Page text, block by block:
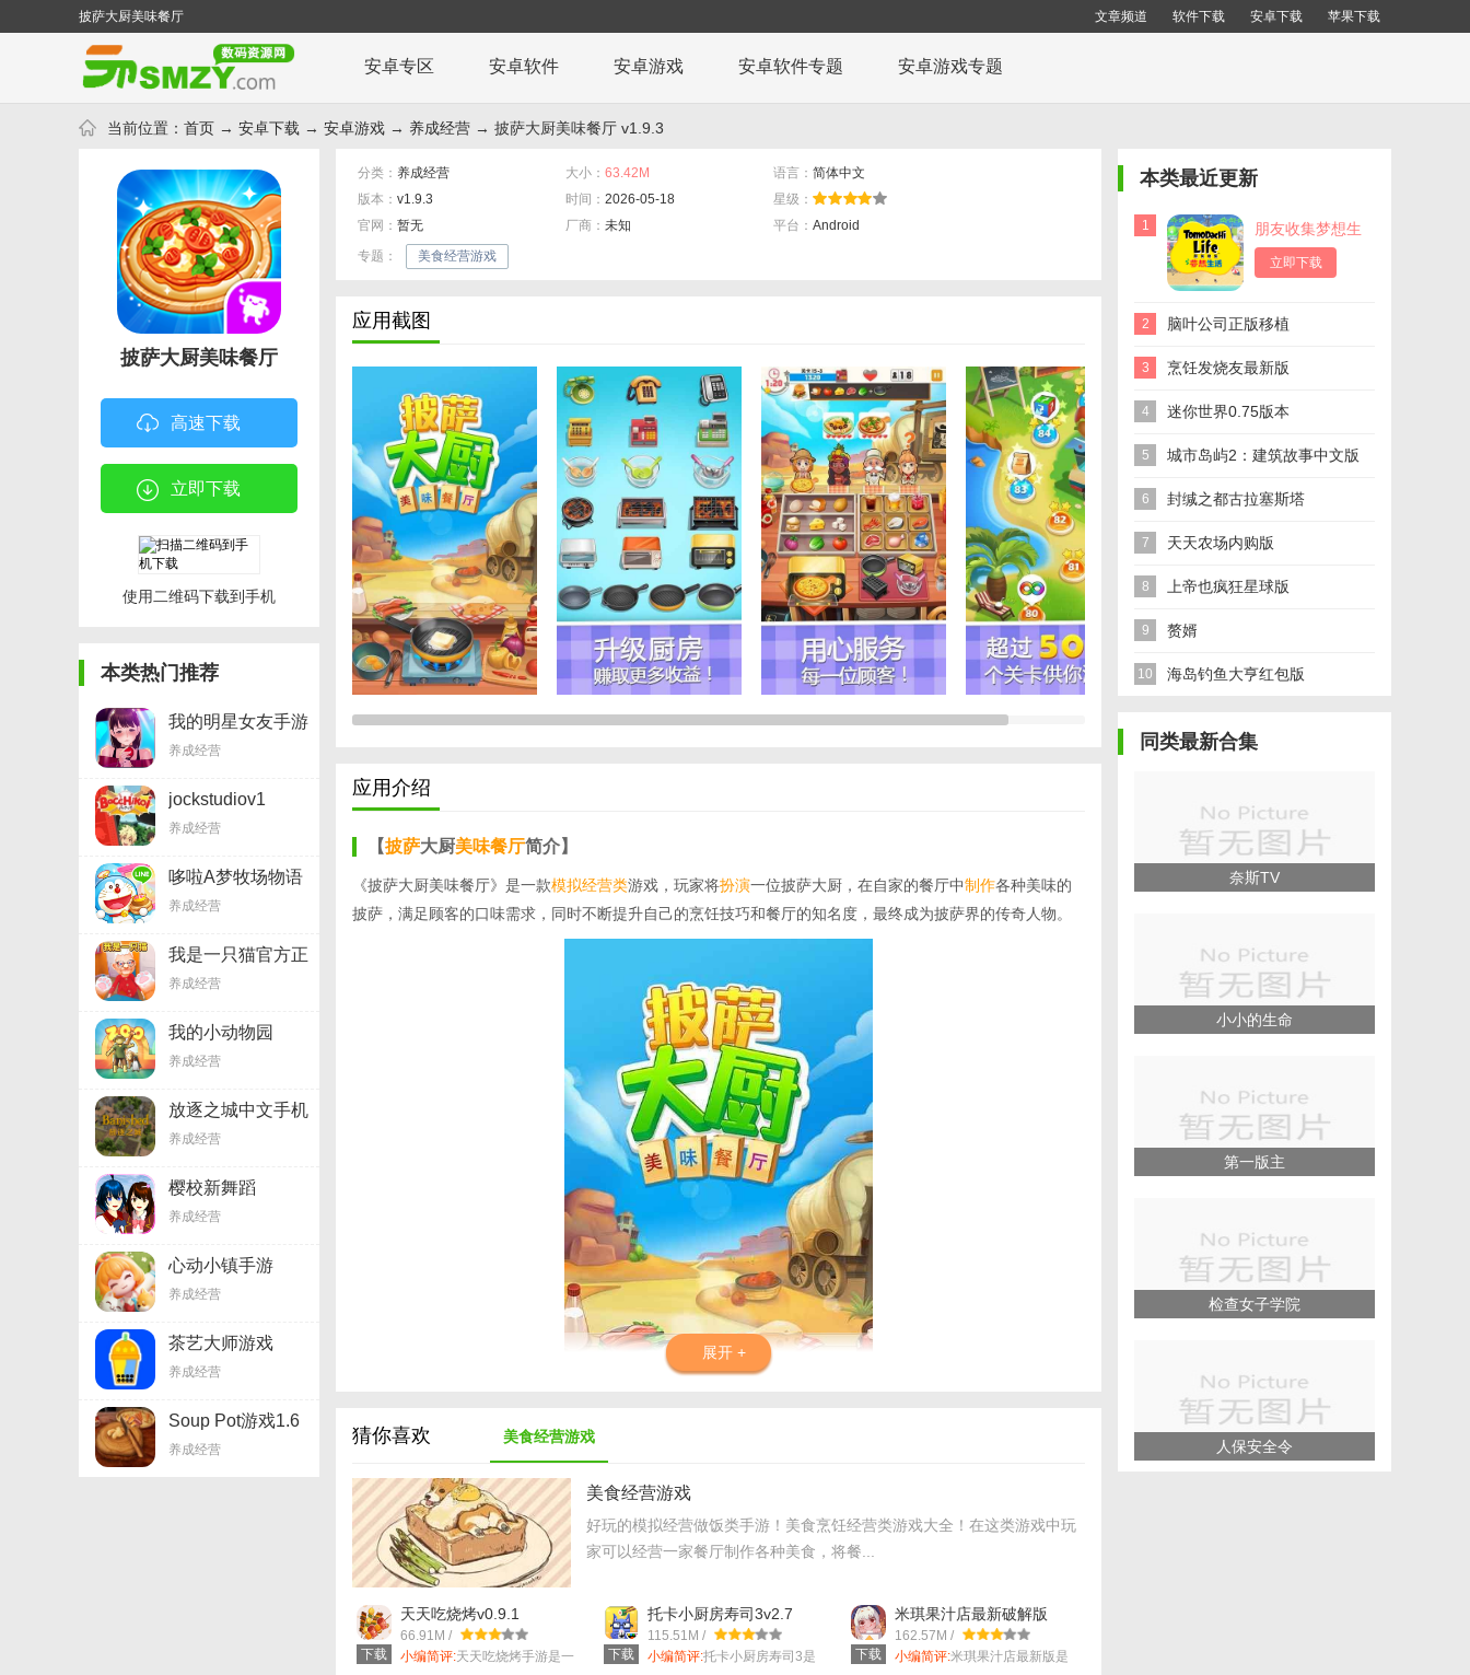
披萨大厨美味餐厅 文章频道 软件下载 安卓下载 苹果下载
安卓专区 安卓软件 安卓游戏 安卓软件专题 安卓游戏专题
当前位置： 首页 → 安卓下载 → 安卓游戏 → 养成经营 → 披萨大厨美味餐厅 v1.9.3
披萨大厨美味餐厅
高速下载
立即下载
使用二维码下载到手机
本类热门推荐
我的明星女友手游
v2.3.7
养成经营
jockstudiov1
养成经营
哆啦A梦牧场物语
v1.3.1
养成经营
我是一只猫官方正
版v2.3
养成经营
我的小动物园
v0.6.1.8
养成经营
放逐之城中文手机
版6.9
养成经营
樱校新舞蹈
v1.45.55
养成经营
心动小镇手游
v6.11.34
养成经营
茶艺大师游戏
v1.4.1
养成经营
Soup Pot游戏1.6
养成经营
分类： 养成经营 大小： 63.42M 语言： 简体中文
版本： v1.9.3 时间： 2026-05-18
星级：
官网： 暂无 厂商： 未知 平台： Android
专题：
美食经营游戏
应用截图
应用介绍
【披萨大厨美味餐厅简介】
《披萨大厨美味餐厅》是一款模拟经营类游戏，玩家将扮演一位披萨大厨，在自家的餐厅中制作各种美味的
披萨，满足顾客的口味需求，同时不断提升自己的烹饪技巧和餐厅的知名度，最终成为披萨界的传奇人物。
【披萨大厨美味餐厅内容】
1. 制作各种口味的披萨：从经典的玛格丽塔到创新的四重奶酪，玩家可以自由搭配食材，创造独特的披萨。
2. 经营餐厅：管理餐厅的库存、员工、卫生和装修等，为顾客提供舒适的就餐环境。
3. 顾客互动：与顾客交流，了解他们的需求和反馈，提高服务质量。
【披萨大厨美味餐厅玩法】
展开 +
猜你喜欢 美食经营游戏
美食经营游戏
好玩的模拟经营做饭类手游！美食烹饪经营类游戏大全！在这类游戏中玩
家可以经营一家餐厅制作各种美食，将餐...
下载
天天吃烧烤v0.9.1
66.91M /
小编简评:天天吃烧烤手游是一
下载
托卡小厨房寿司3v2.7
115.51M /
小编简评:托卡小厨房寿司3是
下载
米琪果汁店最新破解版
v1.7
162.57M /
小编简评:米琪果汁店最新版是
本类最近更新
1
朋友收集梦想生
活
立即下载
2 脑叶公司正版移植
3 烹饪发烧友最新版
4 迷你世界0.75版本
5 城市岛屿2：建筑故事中文版
6 封缄之都古拉塞斯塔
7 天天农场内购版
8 上帝也疯狂星球版
9 赘婿
10 海岛钓鱼大亨红包版
同类最新合集
奈斯TV
小小的生命
第一版主
检查女子学院
人保安全令